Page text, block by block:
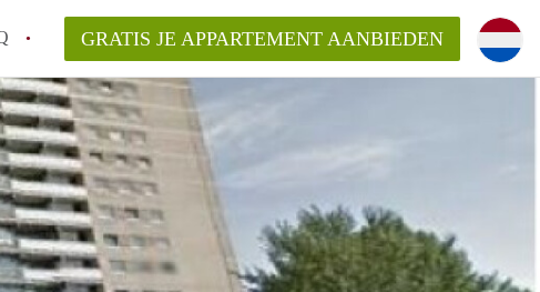
Appartement in Haarlem?
GRATIS JE APPARTEMENT AANBIEDEN